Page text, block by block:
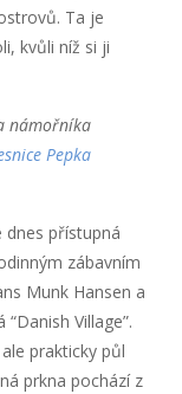
Ta je
kvůli níž si ji
námořníka
Pepka
dnes přístupná
zábavním
Munk Hansen a
Village”.
prakticky půl
prkna pochází z